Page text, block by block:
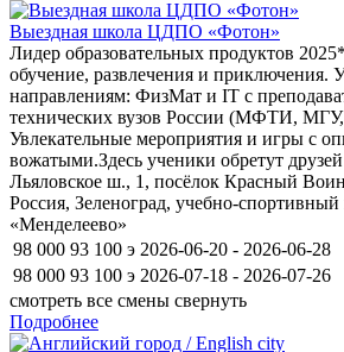
Выездная школа ЦДПО «Фотон»
Лидер образовательных продуктов
обучение, развлечения и приключения.
направлениям: ФизМат и IT с
технических вузов России (МФТИ,
Увлекательные мероприятия и игры с
вожатыми.Здесь ученики обретут
Льяловское ш., 1, посёлок Красный Воин
Россия, Зеленоград, учебно-спортивный
«Менделеево»
98 000 93 100 э 2026-06-20 - 2026-06-28
98 000 93 100 э 2026-07-18 - 2026-07-26
смотреть все смены свернуть
Подробнее